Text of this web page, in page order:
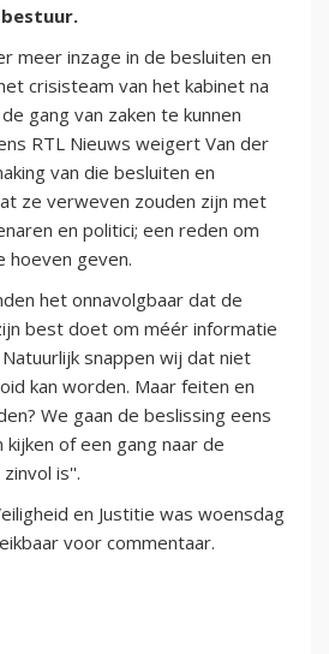
meer inzage in de besluiten en
crisisteam van het kabinet na
gang van zaken te kunnen
RTL Nieuws weigert Van der
van die besluiten en
ze verweven zouden zijn met
en politici; een reden om
hoeven geven.
het onnavolgbaar dat de
best doet om méér informatie
snappen wij dat niet
kan worden. Maar feiten en
We gaan de beslissing eens
of een gang naar de
is''.
en Justitie was woensdag
voor commentaar.